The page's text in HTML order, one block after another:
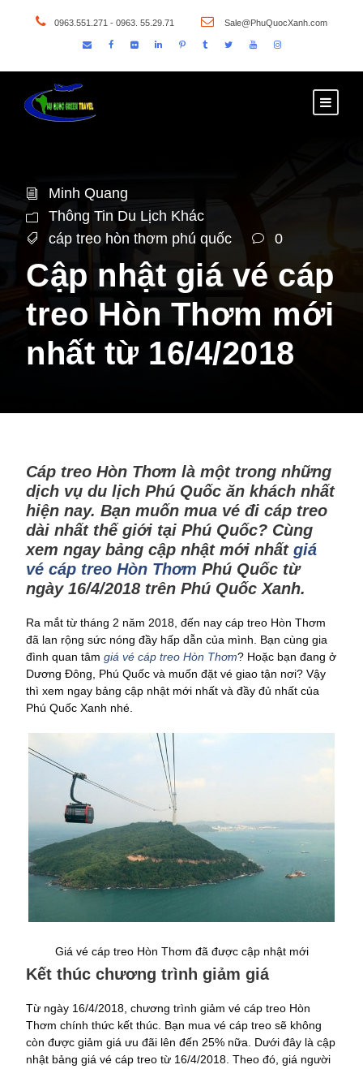
0963.551.271 - 0963. 55.29.71 Sale@PhuQuocXanh.com
Minh Quang
Thông Tin Du Lịch Khác
cáp treo hòn thơm phú quốc
0
Cập nhật giá vé cáp
treo Hòn Thơm mới
nhất từ 16/4/2018
Cáp treo Hòn Thơm là một trong những
dịch vụ du lịch Phú Quốc ăn khách nhất
hiện nay. Bạn muốn mua vé đi cáp treo
dài nhất thế giới tại Phú Quốc? Cùng
xem ngay bảng cập nhật mới nhất giá
vé cáp treo Hòn Thơm Phú Quốc từ
ngày 16/4/2018 trên Phú Quốc Xanh.
Ra mắt từ tháng 2 năm 2018, đến nay cáp treo Hòn Thơm
đã lan rộng sức nóng đầy hấp dẫn của mình. Bạn cùng gia
đình quan tâm giá vé cáp treo Hòn Thơm? Hoặc bạn đang ở
Dương Đông, Phú Quốc và muốn đặt vé giao tận nơi? Vậy
thì xem ngay bảng cập nhật mới nhất và đầy đủ nhất của
Phú Quốc Xanh nhé.
Giá vé cáp treo Hòn Thơm đã được cập nhật mới
Kết thúc chương trình giảm giá
Từ ngày 16/4/2018, chương trình giảm vé cáp treo Hòn
Thơm chính thức kết thúc. Bạn mua vé cáp treo sẽ không
còn được giảm giá ưu đãi lên đến 25% nữa. Dưới đây là cập
nhật bảng giá vé cáp treo từ 16/4/2018. Theo đó, giá người